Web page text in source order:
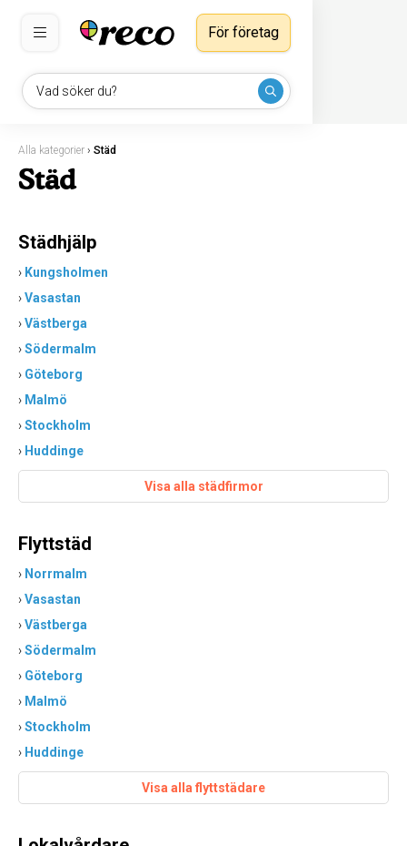
Vad söker du?
För företag
Alla kategorier › Städ
Städ
Städhjälp
› Kungsholmen
›Vasastan
›Västberga
›Södermalm
› Göteborg
› Malmö
›Stockholm
› Huddinge
Visa alla städfirmor
Flyttstäd
› Norrmalm
›Vasastan
›Västberga
›Södermalm
› Göteborg
› Malmö
›Stockholm
› Huddinge
Visa alla flyttstädare